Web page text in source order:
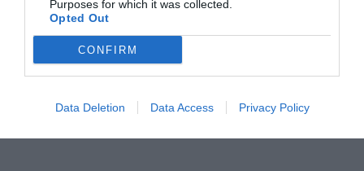
Purposes for which it was collected.
Opted Out
CONFIRM
Data Deletion Data Access Privacy Policy